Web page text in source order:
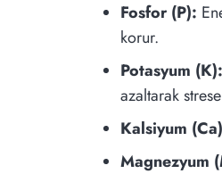
Fosfor (P):
korur.
Potasyum (K):
azaltarak
Kalsiyum
Magnezyum